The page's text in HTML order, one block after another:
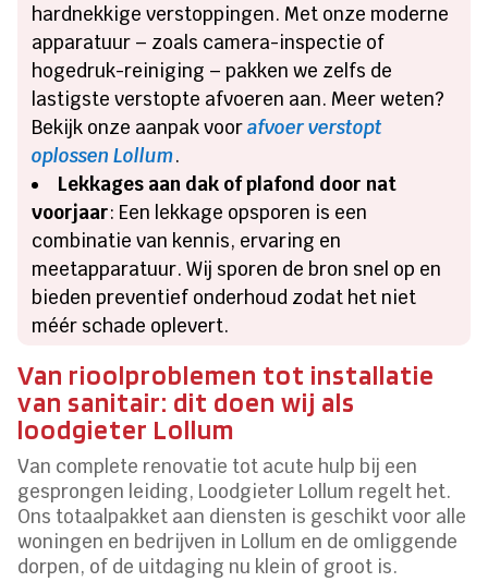
hardnekkige verstoppingen. Met onze moderne
apparatuur – zoals camera-inspectie of
hogedruk-reiniging – pakken we zelfs de
lastigste verstopte afvoeren aan. Meer weten?
Bekijk onze aanpak voorafvoer verstopt
oplossen Lollum.
Lekkages aan dak of plafond door nat
voorjaar: Een lekkage opsporen is een
combinatie van kennis, ervaring en
meetapparatuur. Wij sporen de bron snel op en
bieden preventief onderhoud zodat het niet
méér schade oplevert.
Van rioolproblemen tot installatie
van sanitair: dit doen wij als
loodgieter Lollum
Van complete renovatie tot acute hulp bij een
gesprongen leiding, Loodgieter Lollum regelt het.
Ons totaalpakket aan diensten is geschikt voor alle
woningen en bedrijven in Lollum en de omliggende
dorpen, of de uitdaging nu klein of groot is.